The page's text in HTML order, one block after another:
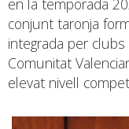
conjunt taronja
integrada per
Comunitat
elevat nivell